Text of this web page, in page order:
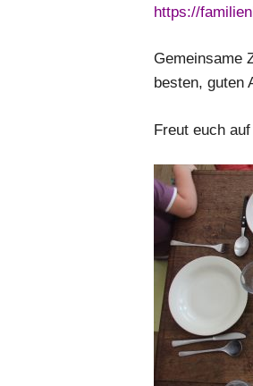
https://
Gemeinsame
besten, guten
Freut euch